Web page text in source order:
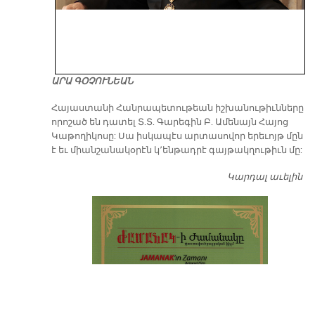
ԱՐԱ ԳՕՉՈՒՆԵԱՆ
​Հայաստանի Հանրապետութեան իշխանութիւնները
որոշած են դատել Տ.Տ. Գարեգին Բ. Ամենայն Հայոց
Կաթողիկոսը: Սա իսկապէս արտասովոր երեւոյթ մըն
է եւ միանշանակօրէն կ՚ենթադրէ գայթակղութիւն մը:
Կարդալ աւելին